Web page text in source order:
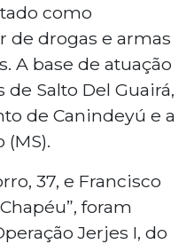
como
de drogas e armas
A base de atuação
Salto Del Guairá,
de Canindeyú e a
37, e Francisco
foram
Jerjes I, do